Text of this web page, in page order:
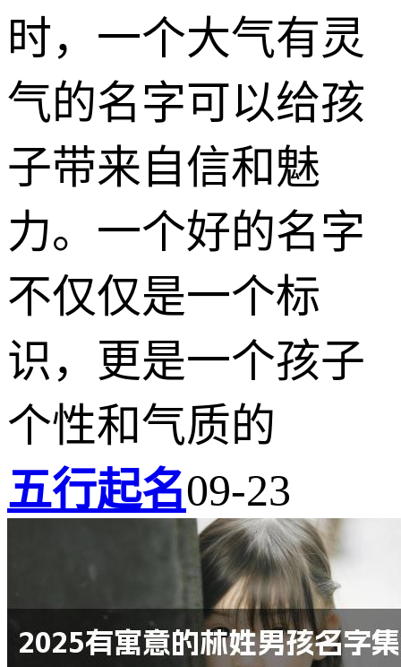
时，一个大气有灵
气的名字可以给孩
子带来自信和魅
力。一个好的名字
不仅仅是一个标
识，更是一个孩子
个性和气质的
五行起名09-23